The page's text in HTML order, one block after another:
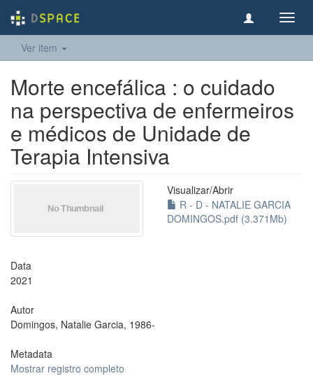
Ver item
Morte encefálica : o cuidado
na perspectiva de enfermeiros
e médicos de Unidade de
Terapia Intensiva
Visualizar/Abrir
R - D - NATALIE GARCIA
DOMINGOS.pdf (3.371Mb)
Data
2021
Autor
Domingos, Natalie Garcia, 1986-
Metadata
Mostrar registro completo